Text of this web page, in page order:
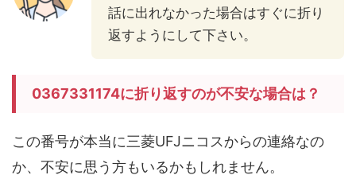
話に出れなかった場合はすぐに折り
返すようにして下さい。
0367331174に折り返すのが不安な場合は？
この番号が本当に三菱UFJニコスからの連絡なの
か、不安に思う方もいるかもしれません。